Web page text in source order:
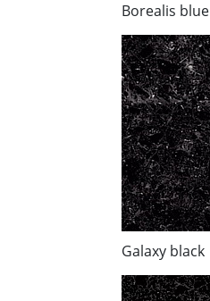
Borealis blue
Galaxy black